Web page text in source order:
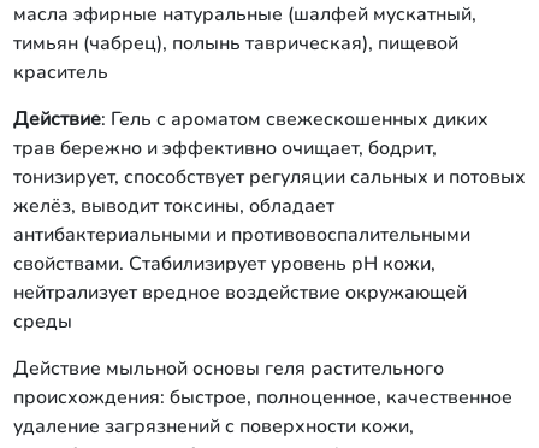
масла эфирные натуральные (шалфей мускатный,
тимьян (чабрец), полынь таврическая), пищевой
краситель
Действие: Гель с ароматом свежескошенных диких
трав бережно и эффективно очищает, бодрит,
тонизирует, способствует регуляции сальных и потовых
желёз, выводит токсины, обладает
антибактериальными и противовоспалительными
свойствами. Стабилизирует уровень рН кожи,
нейтрализует вредное воздействие окружающей
среды
Действие мыльной основы геля растительного
происхождения: быстрое, полноценное, качественное
удаление загрязнений с поверхности кожи,